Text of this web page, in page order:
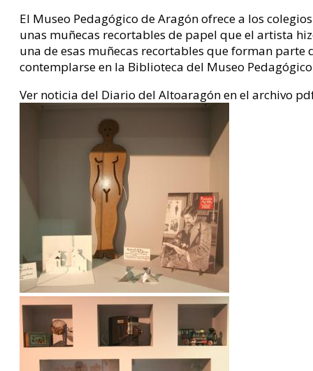
El Museo Pedagógico de Aragón ofrece a los
unas muñecas recortables de papel que el artista
una de esas muñecas recortables que forman
contemplarse en la Biblioteca del Museo
Ver noticia del Diario del Altoaragón en el archivo